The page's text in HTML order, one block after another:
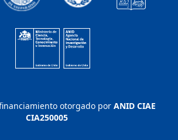
otorgado por ANID CIAE
CIA250005